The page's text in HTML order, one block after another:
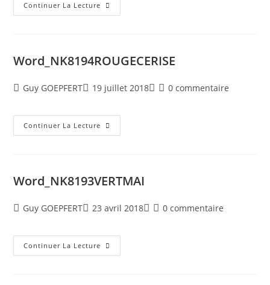
Continuer La Lecture
Word_NK8194ROUGECERISE
Guy GOEPFERT 19 juillet 2018 0 commentaire
Continuer La Lecture
Word_NK8193VERTMAI
Guy GOEPFERT 23 avril 2018 0 commentaire
Continuer La Lecture